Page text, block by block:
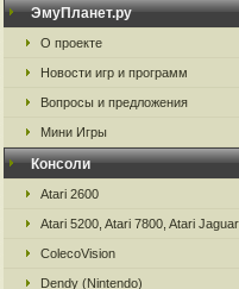
ЭмуПланет.ру
О проекте
Новости игр и программ
Вопросы и предложения
Мини Игры
Консоли
Atari 2600
Atari 5200, Atari 7800, Atari Jaguar
ColecoVision
Dendy (Nintendo)